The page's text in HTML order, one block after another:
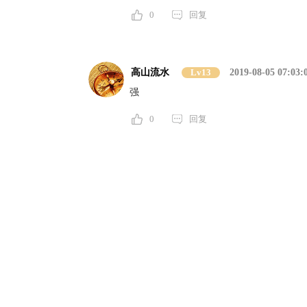
0 回复
高山流水 Lv13
2019-08-05
强
0 回复